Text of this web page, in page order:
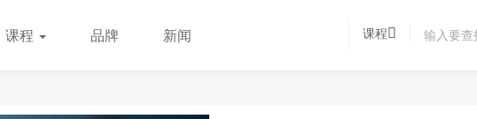
课程 品牌 新闻 课程